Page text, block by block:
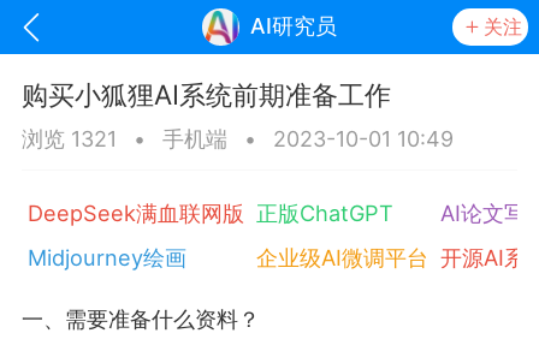
AI研究员 关注
购买小狐狸AI系统前期准备工作
浏览 1321 • 手机端 • 2023-10-01 10:49
DeepSeek满血联网版
Midjourney绘画
正版ChatGPT
企业级AI微调平台
AI论文写
开源AI系
一、需要准备什么资料？